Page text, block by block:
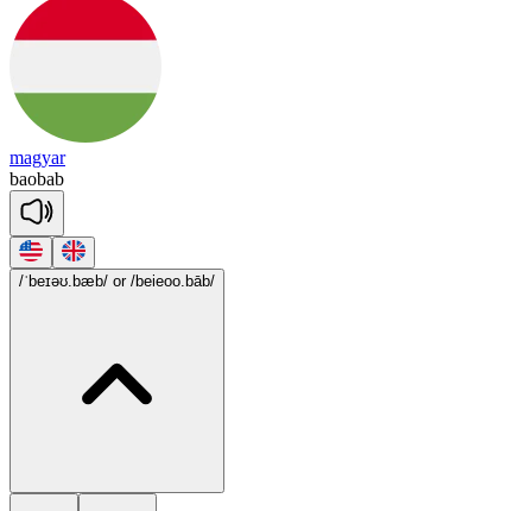
magyar
baobab
/ˈbeɪəʊ.bæb/ or /beieoo.bāb/